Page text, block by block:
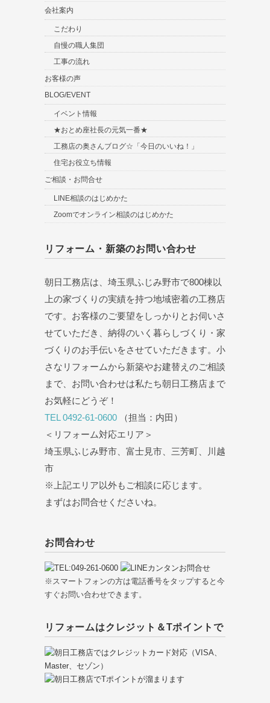
会社案内
こだわり
自慢の職人集団
工事の流れ
お客様の声
BLOG/EVENT
イベント情報
★おとめ座社長の元気一番★
工務店の奥さんブログ☆「今日のいいね！」
住宅お役立ち情報
ご相談・お問合せ
LINE相談のはじめかた
Zoomでオンライン相談のはじめかた
リフォーム・新築のお問い合わせ
朝日工務店は、埼玉県ふじみ野市で800棟以
上の家づくりの実績を持つ地域密着の工務店
です。お客様のご要望をしっかりとお伺いさ
せていただき、納得のいく暮らしづくり・家
づくりのお手伝いをさせていただきます。小
さなリフォームから新築やお建替えのご相談
まで、お問い合わせは私たち朝日工務店まで
お気軽にどうぞ！
TEL 0492-61-0600 （担当：内田）
＜リフォーム対応エリア＞
埼玉県ふじみ野市、富士見市、三芳町、川越
市
※上記エリア以外もご相談に応じます。
まずはお問合せくださいね。
お問合わせ
※スマートフォンの方は電話番号をタップすると今
すぐお問い合わせできます。
リフォームはクレジット＆Tポイントで